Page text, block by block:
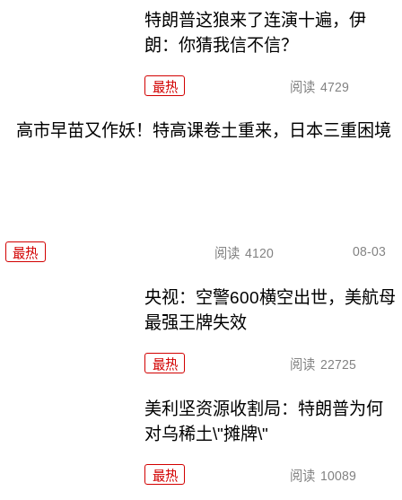
特朗普这狼来了连演十遍，伊
朗：你猜我信不信？
最热 阅读 4729
高市早苗又作妖！特高课卷土重来，日本三重困境
最热 阅读 4120 08-03
央视：空警600横空出世，美航母
最强王牌失效
最热 阅读 22725
美利坚资源收割局：特朗普为何
对乌稀土\"摊牌\"
最热 阅读 10089